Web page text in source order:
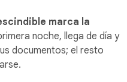
marca la
noche, llega de día y
documentos; el resto